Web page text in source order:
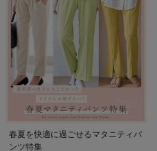
春夏を快適に過ごせるマタニティパ
ンツ特集